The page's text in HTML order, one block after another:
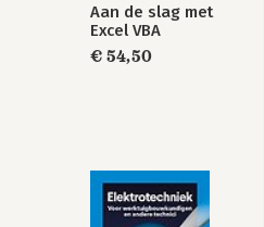
Aan de slag met
Excel VBA
€ 54,50